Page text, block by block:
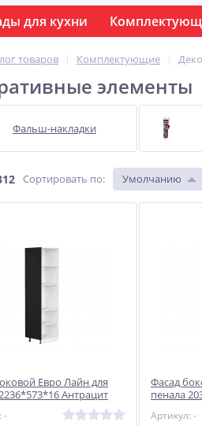
для кухни
товаров Комплектующие
элементы
Фальш-накладки
Сортировать по: Умолчанию
Евро Лайн для
Антрацит
-
Фасад
пенала
Артикул: -